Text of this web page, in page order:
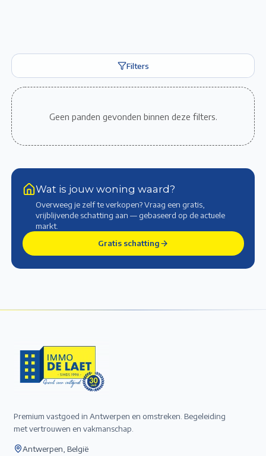
Filters
Geen panden gevonden binnen deze filters.
Wat is jouw woning waard?
Overweeg je zelf te verkopen? Vraag een gratis,
vrijblijvende schatting aan — gebaseerd op de actuele
markt.
Gratis schatting
Premium vastgoed in Antwerpen en omstreken. Begeleiding
met vertrouwen en vakmanschap.
Antwerpen, België